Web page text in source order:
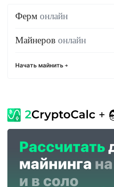
Ферм онлайн
Майнеров онлайн
Начать майнить